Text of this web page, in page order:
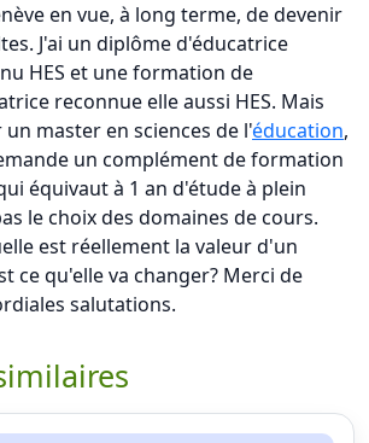
en vue, à long terme, de devenir
J'ai un diplôme d'éducatrice
HES et une formation de
reconnue elle aussi HES. Mais
master en sciences de l'éducation,
un complément de formation
équivaut à 1 an d'étude à plein
le choix des domaines de cours.
est réellement la valeur d'un
ce qu'elle va changer? Merci de
salutations.